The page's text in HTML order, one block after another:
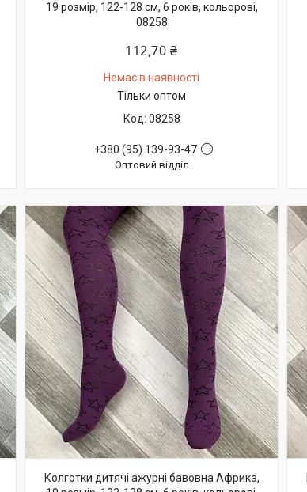
19 розмір, 122-128 см, 6 років, кольорові,
08258
112,70 ₴
Немає в наявності
Тільки оптом
08258
+380 (95) 139-93-47
Оптовий відділ
Колготки дитячі ажурні бавовна Африка,